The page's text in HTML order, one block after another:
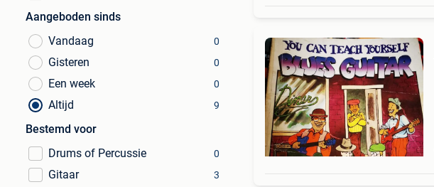
Aangeboden sinds
Vandaag
0
Gisteren 0
Een week 0
Altijd 9
Bestemd voor
Drums of Percussie
0
Gitaar 3